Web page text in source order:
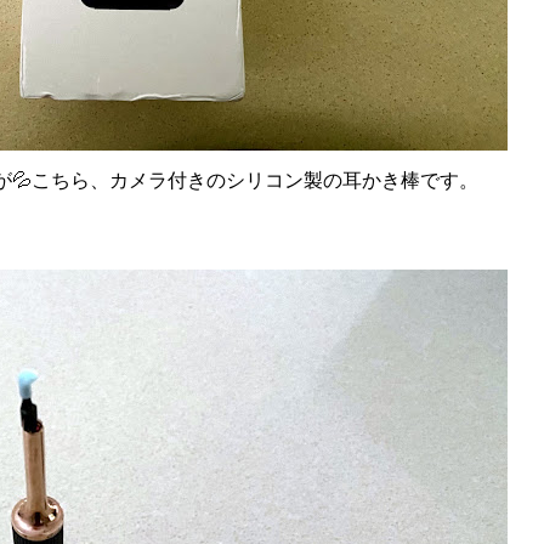
こちら、カメラ付きのシリコン製の耳かき棒です。